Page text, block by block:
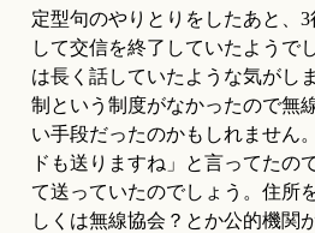
定型句のやりとりをしたあと、
して交信を終了していたようで
は長く話していたような気がし
制という制度がなかったので無
い手段だったのかもしれません
ドも送りますね」と言ってたの
て送っていたのでしょう。住所
しくは無線協会？とか公的機関